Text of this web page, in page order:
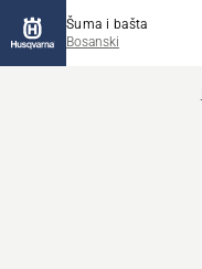
Šuma i bašta
Bosanski